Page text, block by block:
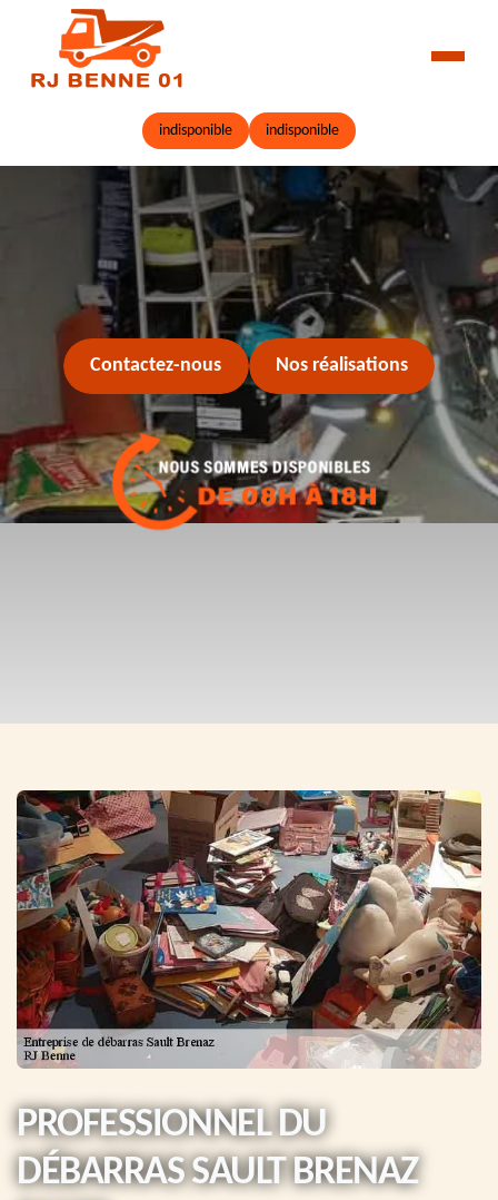
indisponible indisponible
Contactez-nous Nos réalisations
PROFESSIONNEL DU
DÉBARRAS SAULT BRENAZ